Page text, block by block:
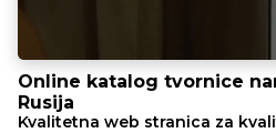
Online katalog tvornice
Rusija
Kvalitetna web stranica za